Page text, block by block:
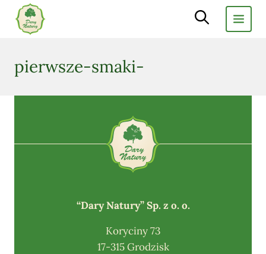
Search
for:
pierwsze-smaki-
“Dary Natury” Sp. z o. o.
Koryciny 73
17-315 Grodzisk